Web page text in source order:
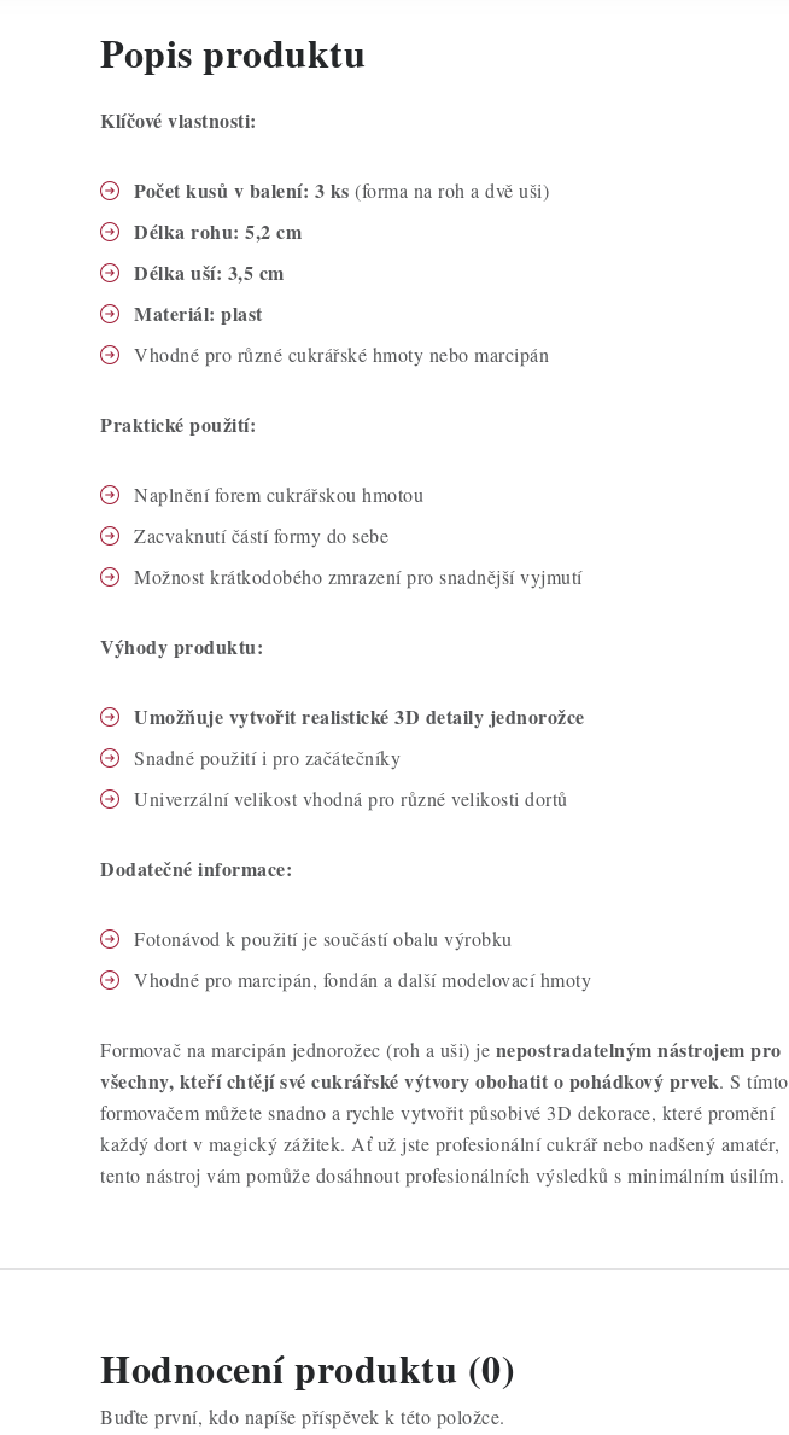
Popis produktu
Klíčové vlastnosti:
Počet kusů v balení: 3 ks (forma na roh a dvě uši)
Délka rohu: 5,2 cm
Délka uší: 3,5 cm
Materiál: plast
Vhodné pro různé cukrářské hmoty nebo marcipán
Praktické použití:
Naplnění forem cukrářskou hmotou
Zacvaknutí částí formy do sebe
Možnost krátkodobého zmrazení pro snadnější vyjmutí
Výhody produktu:
Umožňuje vytvořit realistické 3D detaily jednorožce
Snadné použití i pro začátečníky
Univerzální velikost vhodná pro různé velikosti dortů
Dodatečné informace:
Fotonávod k použití je součástí obalu výrobku
Vhodné pro marcipán, fondán a další modelovací hmoty
Formovač na marcipán jednorožec (roh a uši) je nepostradatelným nástrojem pro
všechny, kteří chtějí své cukrářské výtvory obohatit o pohádkový prvek. S tímto
formovačem můžete snadno a rychle vytvořit působivé 3D dekorace, které promění
každý dort v magický zážitek. Ať už jste profesionální cukrář nebo nadšený amatér,
tento nástroj vám pomůže dosáhnout profesionálních výsledků s minimálním úsilím.
Hodnocení produktu (0)
Buďte první, kdo napíše příspěvek k této položce.